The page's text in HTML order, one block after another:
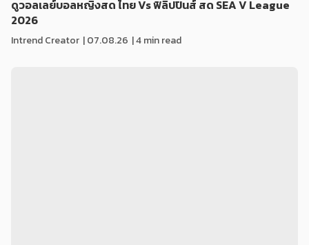
ดูวอลเลย์บอลหญิงสด ไทย Vs ฟิลิปปินส์ สด SEA V League
2026
Intrend Creator |07.08.26 | 4 min read